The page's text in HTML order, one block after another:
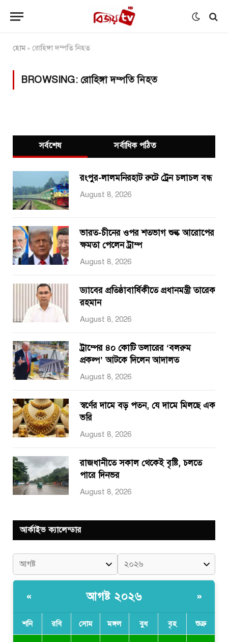
হোম» রোহিঙ্গা দম্পতি নিহত
BROWSING: রোহিঙ্গা দম্পতি নিহত
সর্বশেষ সর্বাধিক পঠিত
রংপুর-লালমনিরহাট রুটে ট্রেন চলাচল বন্ধ
August 8, 2026
ভারত-চীনের ওপর শতভাগ শুল্ক আরোপের
ক্ষমতা পেলেন ট্রাম্প
August 8, 2026
ড্যাবের প্রতিষ্ঠাবার্ষিকীতে প্রধানমন্ত্রী তারেক
রহমান
August 8, 2026
ট্রাম্পের ৪০ কোটি ডলারের ‘বলরুম
প্রকল্প’ আটকে দিলেন আদালত
August 8, 2026
স্বর্ণের দামে বড় পতন, যে দামে মিলছে এক
ভরি
August 8, 2026
রাজধানীতে সকাল থেকেই বৃষ্টি, চলতে
পারে দিনভর
August 8, 2026
আর্কাইভ ক্যালেন্ডার
« আগষ্ট ২০২৬ »
শনি রবি সোম মঙ্গল বুধ বৃহ শুক্র